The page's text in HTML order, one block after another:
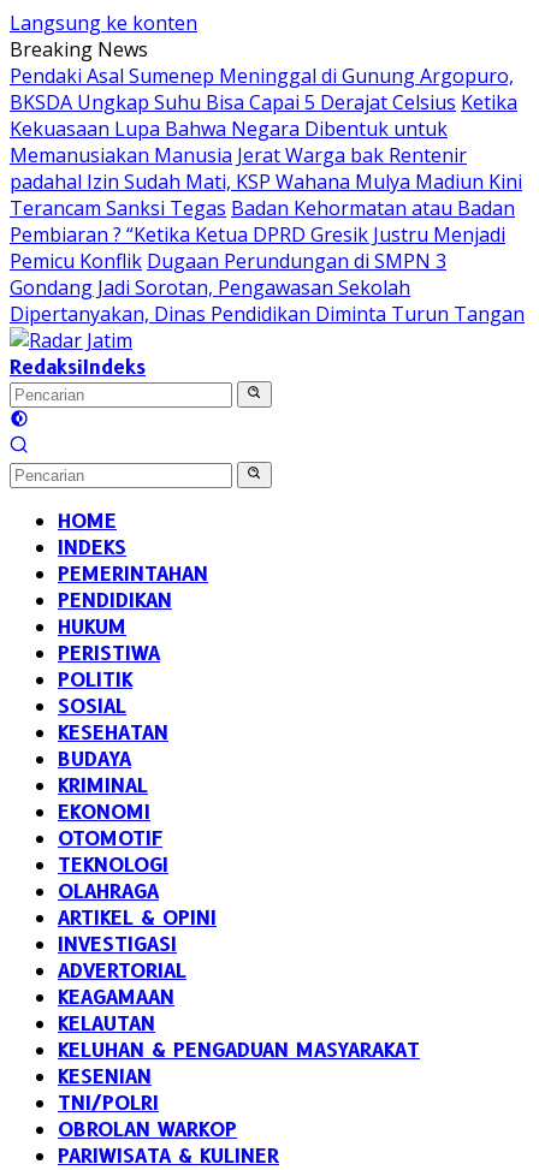
Langsung ke konten
Breaking News
Pendaki Asal Sumenep Meninggal di Gunung Argopuro,
BKSDA Ungkap Suhu Bisa Capai 5 Derajat Celsius Ketika
Kekuasaan Lupa Bahwa Negara Dibentuk untuk
Memanusiakan Manusia Jerat Warga bak Rentenir
padahal Izin Sudah Mati, KSP Wahana Mulya Madiun Kini
Terancam Sanksi Tegas Badan Kehormatan atau Badan
Pembiaran ? “Ketika Ketua DPRD Gresik Justru Menjadi
Pemicu Konflik Dugaan Perundungan di SMPN 3
Gondang Jadi Sorotan, Pengawasan Sekolah
Dipertanyakan, Dinas Pendidikan Diminta Turun Tangan
RedaksiIndeks
HOME
INDEKS
PEMERINTAHAN
PENDIDIKAN
HUKUM
PERISTIWA
POLITIK
SOSIAL
KESEHATAN
BUDAYA
KRIMINAL
EKONOMI
OTOMOTIF
TEKNOLOGI
OLAHRAGA
ARTIKEL & OPINI
INVESTIGASI
ADVERTORIAL
KEAGAMAAN
KELAUTAN
KELUHAN & PENGADUAN MASYARAKAT
KESENIAN
TNI/POLRI
OBROLAN WARKOP
PARIWISATA & KULINER